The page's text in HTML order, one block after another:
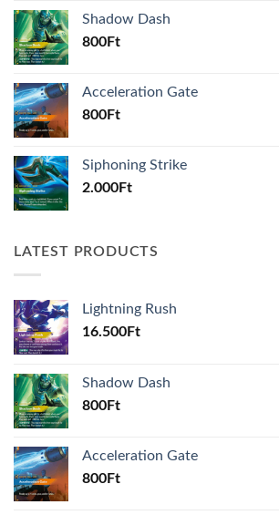
Shadow Dash
800Ft
Acceleration Gate
800Ft
Siphoning Strike
2.000Ft
LATEST PRODUCTS
Lightning Rush
16.500Ft
Shadow Dash
800Ft
Acceleration Gate
800Ft